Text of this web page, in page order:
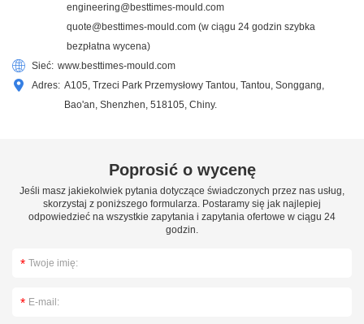
engineering@besttimes-mould.com
quote@besttimes-mould.com (w ciągu 24 godzin szybka
bezpłatna wycena)
Sieć: www.besttimes-mould.com
Adres: A105, Trzeci Park Przemysłowy Tantou, Tantou, Songgang,
Bao'an, Shenzhen, 518105, Chiny.
Poprosić o wycenę
Jeśli masz jakiekolwiek pytania dotyczące świadczonych przez nas usług,
skorzystaj z poniższego formularza. Postaramy się jak najlepiej
odpowiedzieć na wszystkie zapytania i zapytania ofertowe w ciągu 24
godzin.